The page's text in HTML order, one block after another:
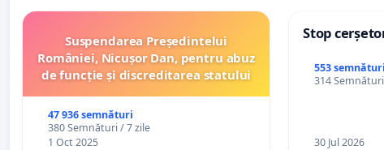
Suspendarea Președintelui
României, Nicușor Dan, pentru abuz
de funcție și discreditarea statului
47 936 semnături
380 Semnături / 7 zile
1 Oct 2025
Stop
553 semnături
314
30 Jul 2026